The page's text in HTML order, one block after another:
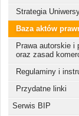
Strategia
Baza aktów
Prawa autorskie i
oraz zasad
Regulaminy i
Przydatne linki
Serwis BIP